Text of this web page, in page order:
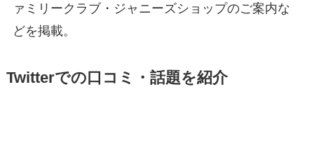
ァミリークラブ・ジャニーズショップのご案内な
どを掲載。
Twitterでの口コミ・話題を紹介